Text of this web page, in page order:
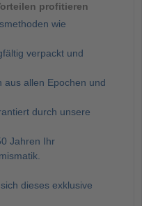
profitieren
wie
verpackt und
aus allen Epochen und
durch unsere
Jahren Ihr
dieses exklusive